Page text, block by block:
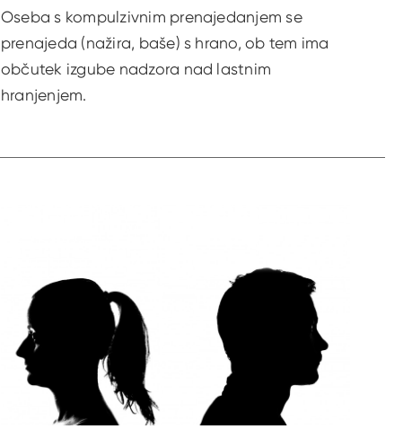
Oseba s kompulzivnim prenajedanjem se
prenajeda (nažira, baše) s hrano, ob tem ima
občutek izgube nadzora nad lastnim
hranjenjem.